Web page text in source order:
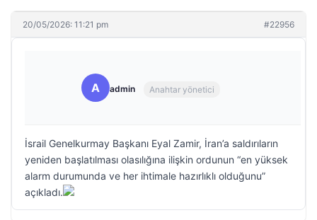
20/05/2026: 11:21 pm #22956
A admin Anahtar yönetici
İsrail Genelkurmay Başkanı Eyal Zamir, İran’a saldırıların
yeniden başlatılması olasılığına ilişkin ordunun “en yüksek
alarm durumunda ve her ihtimale hazırlıklı olduğunu”
açıkladı.